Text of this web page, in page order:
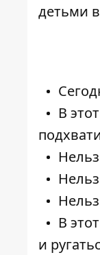
детьми
В
В
и